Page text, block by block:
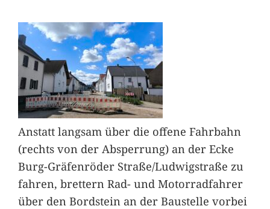
Anstatt langsam über die offene Fahrbahn
(rechts von der Absperrung) an der Ecke
Burg-Gräfenröder Straße/Ludwigstraße zu
fahren, brettern Rad- und Motorradfahrer
über den Bordstein an der Baustelle vorbei